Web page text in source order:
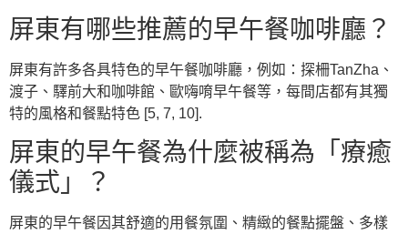
屏東有哪些推薦的早午餐咖啡廳？
屏東有許多各具特色的早午餐咖啡廳，例如：探柵TanZha、
渡子、驛前大和咖啡館、歐嗨唷早午餐等，每間店都有其獨
特的風格和餐點特色 [5, 7, 10].
屏東的早午餐為什麼被稱為「療癒
儀式」？
屏東的早午餐因其舒適的用餐氛圍、精緻的餐點擺盤、多樣